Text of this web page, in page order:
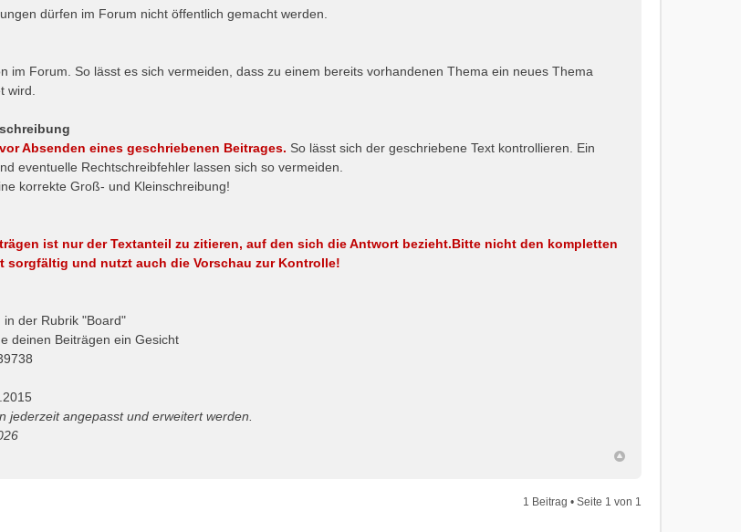
dürfen im Forum nicht öffentlich gemacht werden.
im Forum. So lässt es sich vermeiden, dass zu einem bereits vorhandenen Thema ein neues Thema
wird.
Absenden eines geschriebenen Beitrages. So lässt sich der geschriebene Text kontrollieren. Ein
eventuelle Rechtschreibfehler lassen sich so vermeiden.
korrekte Groß- und Kleinschreibung!
ist nur der Textanteil zu zitieren, auf den sich die Antwort bezieht.Bitte nicht den kompletten
sorgfältig und nutzt auch die Vorschau zur Kontrolle!
in der Rubrik "Board"
deinen Beiträgen ein Gesicht
jederzeit angepasst und erweitert werden.
1 Beitrag • Seite 1 von 1